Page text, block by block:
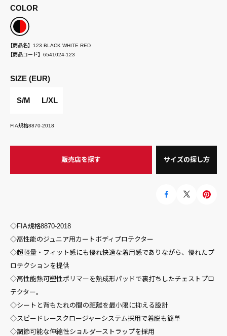
COLOR
【商品名】 123 BLACK WHITE RED
【商品コード】 6541024-123
SIZE (EUR)
S/M L/XL
FIA規格8870-2018
販売店を探す サイズの探し方
◇FIA規格8870-2018
◇高性能のジュニア用カートボディプロテクター
◇超軽量・フィット感にも優れ快適な着用感でありながら、優れたプ
ロテクションを提供
◇高性能熱可塑性ポリマーを熱成形パッドで裏打ちしたチェストプロ
テクター。
◇シートと背もたれの間の距離を最小限に抑える設計
◇スピードレースクロージャーシステム採用で着脱も簡単
◇調節可能な伸縮性ショルダーストラップを採用